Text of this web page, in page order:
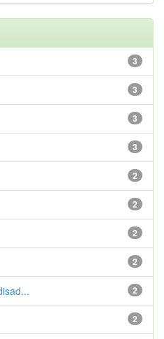
3
3
3
3
2
2
2
2
2
2